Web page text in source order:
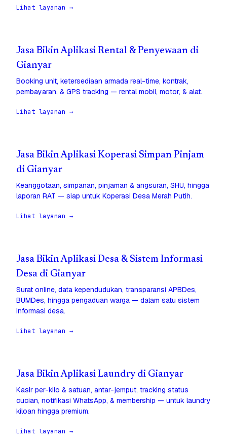
Lihat layanan →
Jasa Bikin Aplikasi Rental & Penyewaan di
Gianyar
Booking unit, ketersediaan armada real-time, kontrak,
pembayaran, & GPS tracking — rental mobil, motor, & alat.
Lihat layanan →
Jasa Bikin Aplikasi Koperasi Simpan Pinjam
di Gianyar
Keanggotaan, simpanan, pinjaman & angsuran, SHU, hingga
laporan RAT — siap untuk Koperasi Desa Merah Putih.
Lihat layanan →
Jasa Bikin Aplikasi Desa & Sistem Informasi
Desa di Gianyar
Surat online, data kependudukan, transparansi APBDes,
BUMDes, hingga pengaduan warga — dalam satu sistem
informasi desa.
Lihat layanan →
Jasa Bikin Aplikasi Laundry di Gianyar
Kasir per-kilo & satuan, antar-jemput, tracking status
cucian, notifikasi WhatsApp, & membership — untuk laundry
kiloan hingga premium.
Lihat layanan →